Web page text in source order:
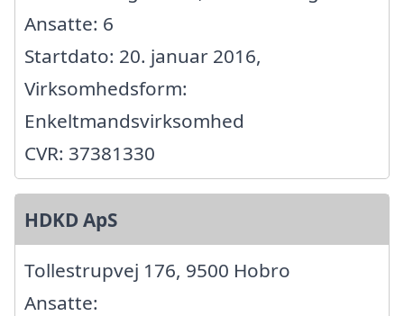
Ansatte: 6
Startdato: 20. januar 2016,
Virksomhedsform:
Enkeltmandsvirksomhed
CVR: 37381330
HDKD ApS
Tollestrupvej 176, 9500 Hobro
Ansatte: